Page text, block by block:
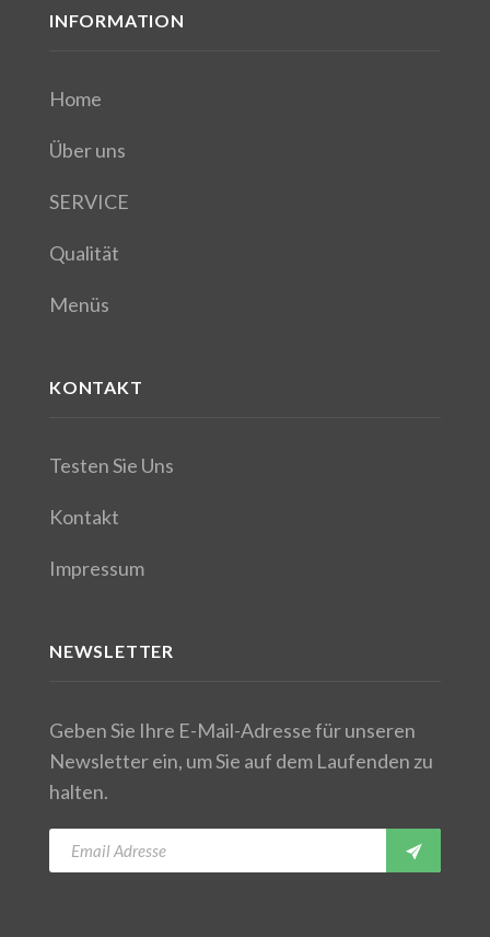
INFORMATION
Home
Über uns
SERVICE
Qualität
Menüs
KONTAKT
Testen Sie Uns
Kontakt
Impressum
NEWSLETTER
Geben Sie Ihre E-Mail-Adresse für unseren
Newsletter ein, um Sie auf dem Laufenden zu
halten.